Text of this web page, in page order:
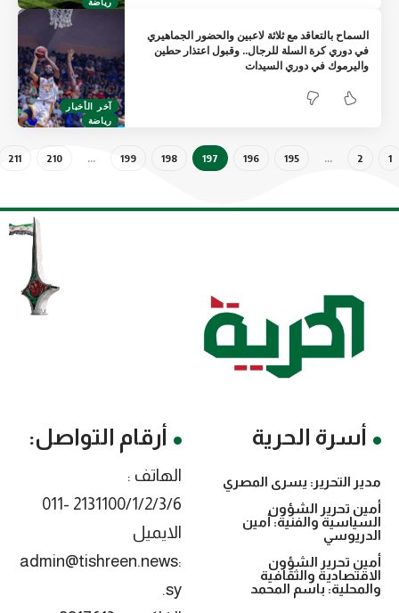
آخر الأخبار
بالتعاقد مع ثلاثة لاعبين والحضور الجماهيري
كرة السلة للرجال.. وقبول اعتذار حطين
في دوري السيدات
196
197
198
199
…
211
الحرية
يسرى المصري
تحرير الشؤون
والفنية: أمين
تحرير الشؤون
والثقافية
باسم المحمد
أرقام التواصل:
الهاتف :
2131100/1/2/3/6 -011
الايميل
:admin@tishreen.news